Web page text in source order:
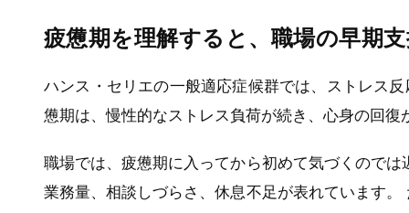
疲憊期を理解すると、職場の早期
ハンス・セリエの一般適応症候群では、ストレス
憊期は、慢性的なストレス負荷が続き、心身の回
職場では、疲憊期に入ってから初めて気づくので
業務量、相談しづらさ、休息不足が表れています